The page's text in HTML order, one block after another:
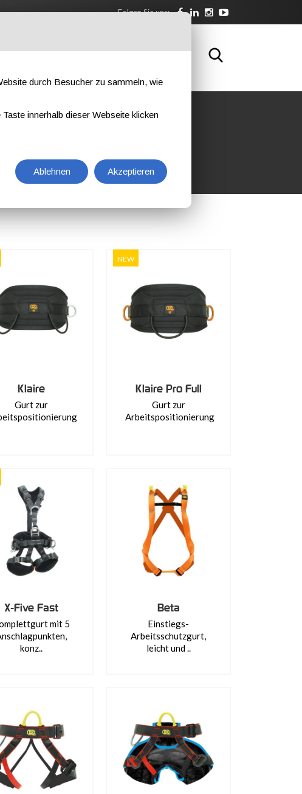
Folgen Sie uns:
AUSBILDUNG KONTAKTIEREN SIE UNS
Klaire
Gurt zur
NEW
Klaire Pro Full
Gurt zur
Arbeitspositionierung
X-Five Fast
mit 5
konz..
Beta
Einstiegs-
Arbeitsschutzgurt,
leicht und ..
durch Besucher zu sammeln, wie
innerhalb dieser Webseite klicken
Ablehnen Akzeptieren